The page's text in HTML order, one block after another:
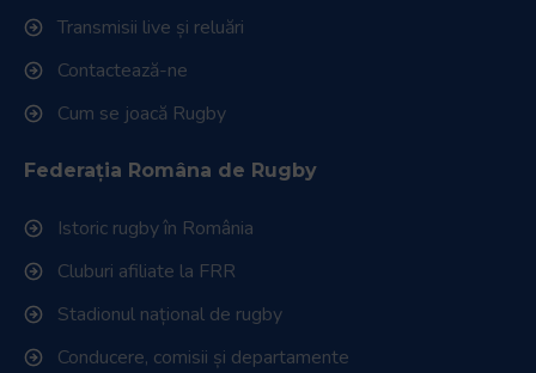
Transmisii live și reluări
Contactează-ne
Cum se joacă Rugby
Federația Româna de Rugby
Istoric rugby în România
Cluburi afiliate la FRR
Stadionul național de rugby
Conducere, comisii și departamente